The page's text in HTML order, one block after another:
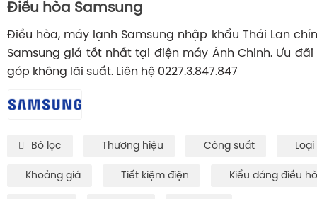
Điều hòa Samsung
Điều hòa, máy lạnh Samsung nhập khẩu Thái Lan
Samsung giá tốt nhất tại điện máy Ánh Chinh. Ưu
góp không lãi suất. Liên hệ 0227.3.847.847
Bô lọc Thương hiệu Công suất
Khoảng giá Tiết kiệm điện Kiểu dáng điều